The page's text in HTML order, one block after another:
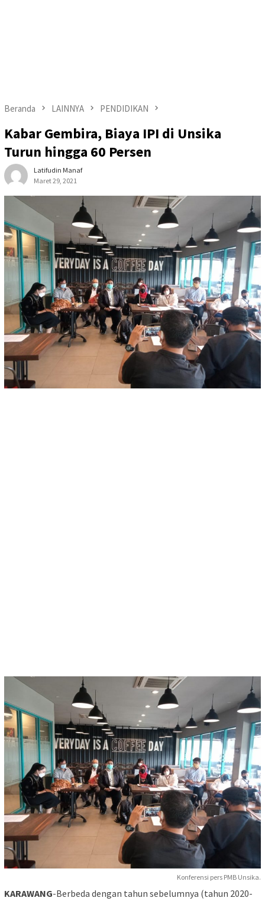
Beranda LAINNYA PENDIDIKAN
Kabar Gembira, Biaya IPI di Unsika
Turun hingga 60 Persen
Latifudin Manaf
Maret 29, 2021
Konferensi pers PMB Unsika.
KARAWANG-Berbeda dengan tahun sebelumnya (tahun 2020-